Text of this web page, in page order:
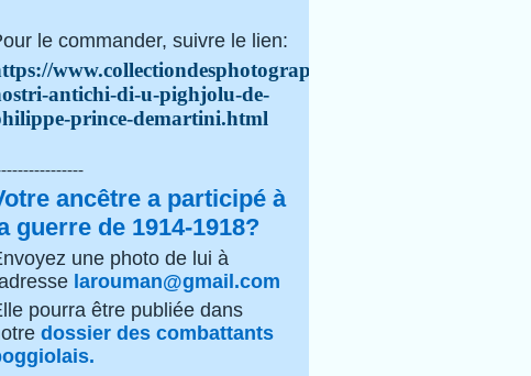
le commander, suivre le lien:
www.collectiondesphotographes.com/i-
antichi-di-u-pighjolu-de-
prince-demartini.html
ancêtre a participé à
guerre de 1914-1918?
une photo de lui à
larouman@gmail.com
pourra être publiée dans
dossier des combattants